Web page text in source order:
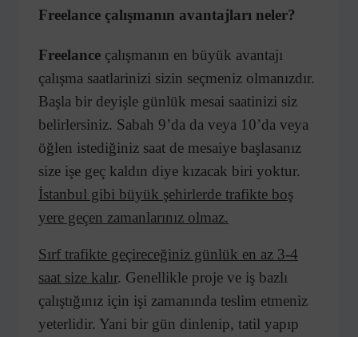
Freelance çalışmanın avantajları neler?
Freelance çalışmanın en büyük avantajı
çalışma saatlarinizi sizin seçmeniz olmanızdır.
Başla bir deyişle günlük mesai saatinizi siz
belirlersiniz. Sabah 9’da da veya 10’da veya
öğlen istediğiniz saat de mesaiye başlasanız
size işe geç kaldın diye kızacak biri yoktur.
İstanbul gibi büyük şehirlerde trafikte boş
yere geçen zamanlarınız olmaz.
Sırf trafikte geçireceğiniz günlük en az 3-4
saat size kalır. Genellikle proje ve iş bazlı
çalıştığınız için işi zamanında teslim etmeniz
yeterlidir. Yani bir gün dinlenip, tatil yapıp